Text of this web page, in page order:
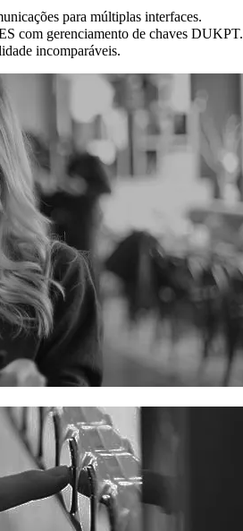
para múltiplas interfaces.
com gerenciamento de chaves DUKPT.
incomparáveis.